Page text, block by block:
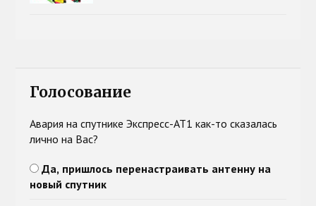
Голосование
Авария на спутнике Экспресс-АТ1 как-то сказалась
лично на Вас?
Да, пришлось перенастраивать антенну на
новый спутник